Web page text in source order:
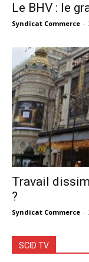
Le BHV : le
Syndicat Commerce -
Travail
?
Syndicat Commerce -
SCID TV